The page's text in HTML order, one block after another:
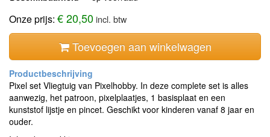
Onze prijs: € 20,50incl. btw
Toevoegen aan winkelwagen
Pixel set Vliegtuig van Pixelhobby. In deze complete set is alles
aanwezig, het patroon, pixelplaatjes, 1 basisplaat en een
kunststof lijstje en pincet. Geschikt voor kinderen vanaf 8 jaar en
ouder.